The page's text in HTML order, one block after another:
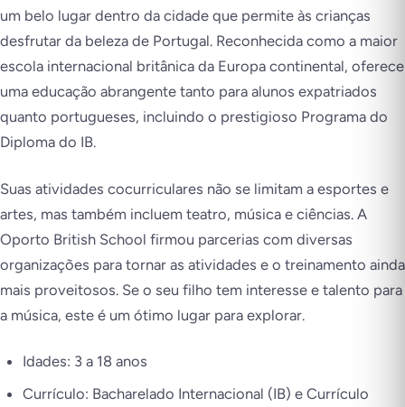
um belo lugar dentro da cidade que permite às crianças
desfrutar da beleza de Portugal. Reconhecida como a maior
escola internacional britânica da Europa continental, oferece
uma educação abrangente tanto para alunos expatriados
quanto portugueses, incluindo o prestigioso Programa do
Diploma do IB.
Suas atividades cocurriculares não se limitam a esportes e
artes, mas também incluem teatro, música e ciências. A
Oporto British School firmou parcerias com diversas
organizações para tornar as atividades e o treinamento ainda
mais proveitosos. Se o seu filho tem interesse e talento para
a música, este é um ótimo lugar para explorar.
Idades: 3 a 18 anos
Currículo: Bacharelado Internacional (IB) e Currículo